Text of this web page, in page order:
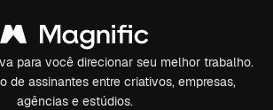
para você direcionar seu melhor trabalho.
de assinantes entre criativos, empresas,
agências e estúdios.